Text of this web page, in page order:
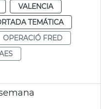
VALENCIA
TEMÁTICA
OPERACIÓ FRED